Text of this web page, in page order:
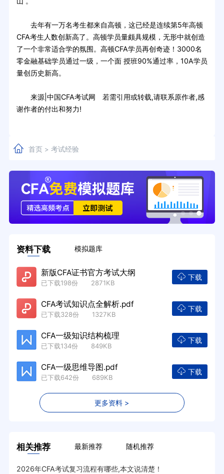
去年有一万名考生都来自高顿，这已经是连续第5年高顿
CFA考生人数创新高了。高顿学员量颇具规模，无形中就创造
了一个非常适合学的氛围。高顿CFA学员再创奇迹！3000名
零金融基础学员通过一级，一个面 授班90%通过率，10A学员
量创历史新高。
来源|中国CFA考试网 若需引用或转载,请联系原作者,感
谢作者的付出和努力!
首页> 考试经验
资料下载 模拟题库
新版CFA证书官方考试大纲
已下载198份 2871KB
下载
CFA考试知识点全解析.pdf
已下载328份 1327KB
下载
CFA一级知识结构梳理
已下载134份 849KB
下载
CFA一级思维导图.pdf
已下载642份 689KB
下载
更多资料 >
相关推荐 最新推荐 随机推荐
2026年CFA考试复习流程有哪些,本文说清楚！